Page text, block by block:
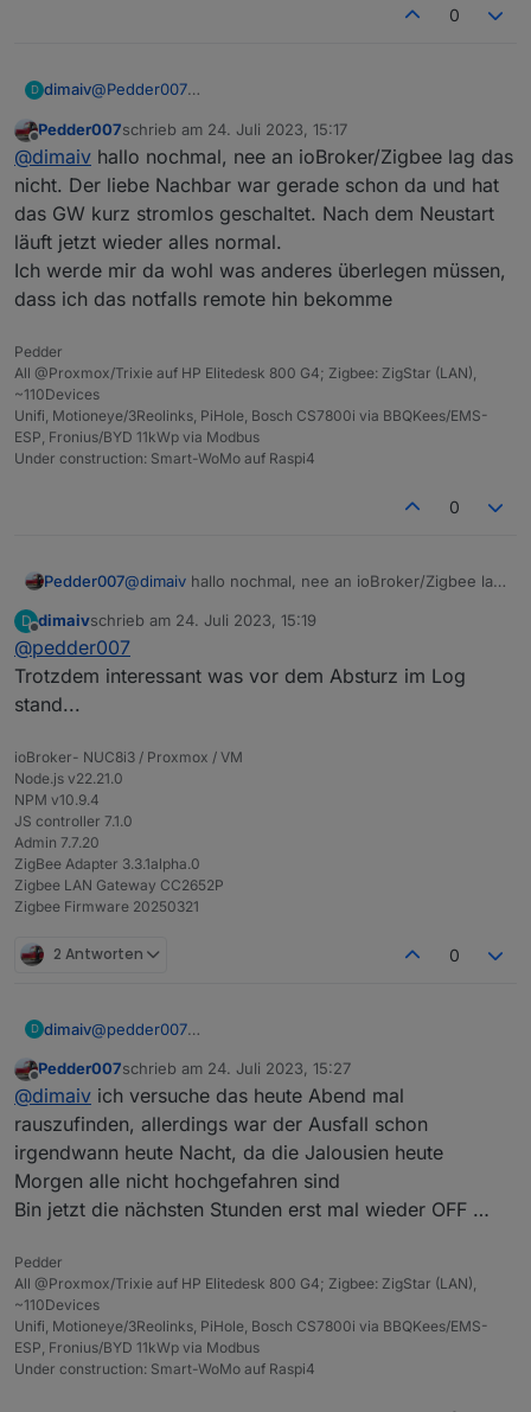
0
D dimaiv@Pedder007
kommst, heißt es hoch wahrscheinlich dass deine
Zigbee Instanz hat sich verabschiedet und nicht das
Gateway.
Ohne Logs vom IoBroker kann man nicht viel
weiterhelfen.
Einfach so Stecker ziehen kann immer zu schweren
Folgen führen !!!
Offline
Pedder007schrieb am 24. Juli 2023, 15:17
zuletzt editiert von
@dimaiv hallo nochmal, nee an ioBroker/Zigbee lag das
nicht. Der liebe Nachbar war gerade schon da und hat
das GW kurz stromlos geschaltet. Nach dem Neustart
läuft jetzt wieder alles normal.
Ich werde mir da wohl was anderes überlegen müssen,
dass ich das notfalls remote hin bekomme
Pedder
All @Proxmox/Trixie auf HP Elitedesk 800 G4; Zigbee: ZigStar (LAN),
~110Devices
Unifi, Motioneye/3Reolinks, PiHole, Bosch CS7800i via BBQKees/EMS-
ESP, Fronius/BYD 11kWp via Modbus
Under construction: Smart-WoMo auf Raspi4
0
Pedder007@dimaiv hallo nochmal, nee an ioBroker/Zigbee lag
und hat das GW kurz stromlos geschaltet. Nach
dem Neustart läuft jetzt wieder alles normal.
Ich werde mir da wohl was anderes überlegen
müssen, dass ich das notfalls remote hin bekomme
D
Offline
dimaivschrieb am 24. Juli 2023, 15:19
zuletzt editiert von
@pedder007
Trotzdem interessant was vor dem Absturz im Log
stand...
ioBroker- NUC8i3 / Proxmox / VM
Node.js v22.21.0
NPM v10.9.4
JS controller 7.1.0
Admin 7.7.20
ZigBee Adapter 3.3.1alpha.0
Zigbee LAN Gateway CC2652P
Zigbee Firmware 20250321
2 Antworten 0
D dimaiv@pedder007
stand...
Offline
Pedder007schrieb am 24. Juli 2023, 15:27
zuletzt editiert von
@dimaiv ich versuche das heute Abend mal
rauszufinden, allerdings war der Ausfall schon
irgendwann heute Nacht, da die Jalousien heute
Morgen alle nicht hochgefahren sind
Bin jetzt die nächsten Stunden erst mal wieder OFF …
Pedder
All @Proxmox/Trixie auf HP Elitedesk 800 G4; Zigbee: ZigStar (LAN),
~110Devices
Unifi, Motioneye/3Reolinks, PiHole, Bosch CS7800i via BBQKees/EMS-
ESP, Fronius/BYD 11kWp via Modbus
Under construction: Smart-WoMo auf Raspi4